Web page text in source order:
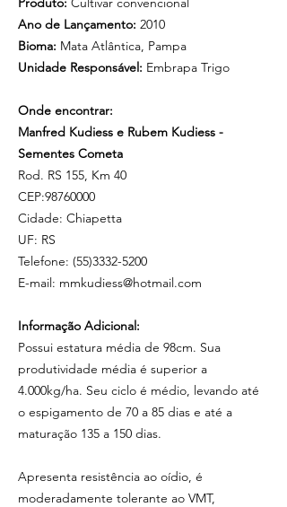
Ano de Lançamento: 2010
Bioma: Mata Atlântica, Pampa
Unidade Responsável: Embrapa Trigo
Onde encontrar:
Manfred Kudiess e Rubem Kudiess -
Sementes Cometa
Rod. RS 155, Km 40
CEP:98760000
Cidade: Chiapetta
UF: RS
Telefone: (55)3332-5200
E-mail: mmkudiess@hotmail.com
Informação Adicional:
Possui estatura média de 98cm. Sua
produtividade média é superior a
4.000kg/ha. Seu ciclo é médio, levando até
o espigamento de 70 a 85 dias e até a
maturação 135 a 150 dias.
Apresenta resistência ao oídio, é
moderadamente tolerante ao VMT,